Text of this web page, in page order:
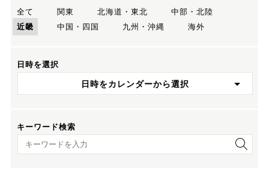
全て
関東 北海道・東北
中部・北陸
近畿
中国・四国 九州・沖縄 海外
日時を選択
日時をカレンダーから選択
キーワード検索
キーワード検索